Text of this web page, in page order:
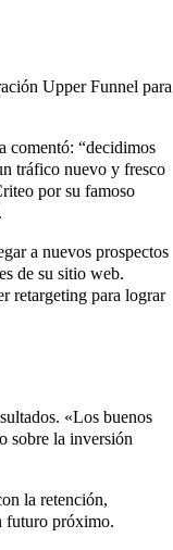
Upper Funnel para
comentó: “decidimos
tráfico nuevo y fresco
por su famoso
a nuevos prospectos
de su sitio web.
retargeting para lograr
«Los buenos
sobre la inversión
la retención,
futuro próximo.